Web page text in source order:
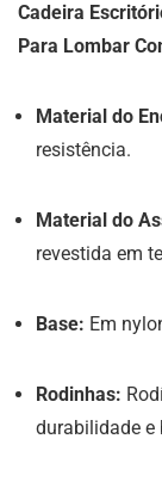
Cadeira
Para Lombar
Material do
resistência.
Material do
revestida em
Base: Em
Rodinhas:
durabilidade e